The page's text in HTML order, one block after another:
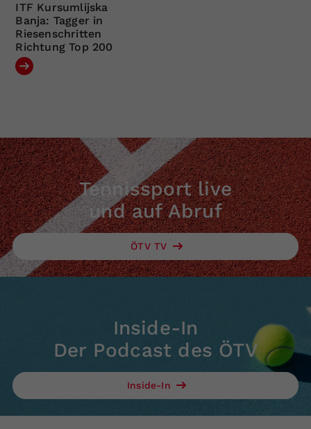
ITF Kursumlijska
Banja: Tagger in
Riesenschritten
Richtung Top 200
Tennissport live
und auf Abruf
ÖTV TV
Inside-In
Der Podcast des ÖTV
Inside-In